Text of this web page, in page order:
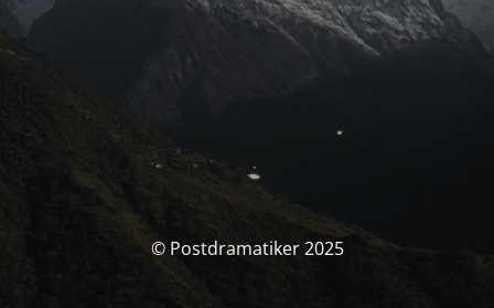
© Postdramatiker 2025